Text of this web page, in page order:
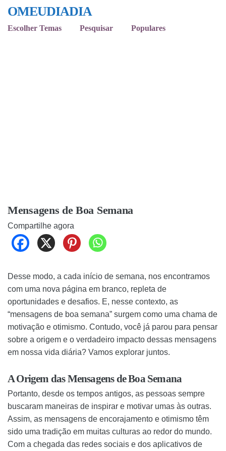
OMEUDIADIA
Escolher Temas Pesquisar Populares
Mensagens de Boa Semana
Compartilhe agora
Desse modo, a cada início de semana, nos encontramos
com uma nova página em branco, repleta de
oportunidades e desafios. E, nesse contexto, as
“mensagens de boa semana” surgem como uma chama de
motivação e otimismo. Contudo, você já parou para pensar
sobre a origem e o verdadeiro impacto dessas mensagens
em nossa vida diária? Vamos explorar juntos.
A Origem das Mensagens de Boa Semana
Portanto, desde os tempos antigos, as pessoas sempre
buscaram maneiras de inspirar e motivar umas às outras.
Assim, as mensagens de encorajamento e otimismo têm
sido uma tradição em muitas culturas ao redor do mundo.
Com a chegada das redes sociais e dos aplicativos de